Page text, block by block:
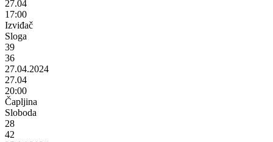
27.04
17:00
Izviđač
Sloga
39
36
27.04.2024
27.04
20:00
Čapljina
Sloboda
28
42